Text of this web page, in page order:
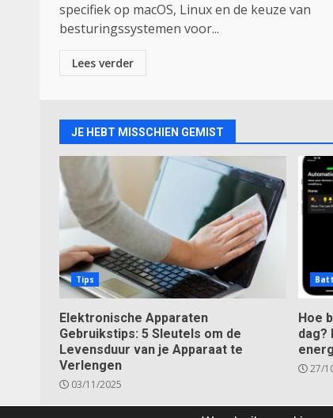
specifiek op macOS, Linux en de keuze van
besturingssystemen voor...
Lees verder
JE HEBT MISSCHIEN GEMIST
Tips
Elektronische Apparaten
Gebruikstips: 5 Sleutels om de
Levensduur van je Apparaat te
Verlengen
03/11/2025
Hoe
dag?
27/